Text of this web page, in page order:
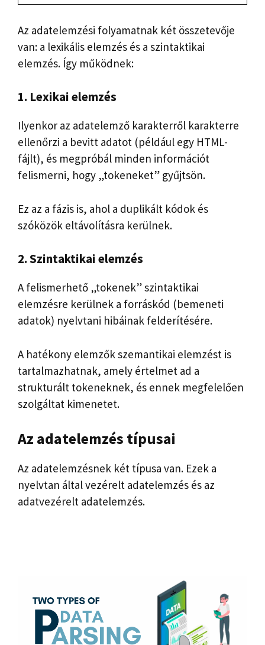
Az adatelemzési folyamatnak két összetevője
van: a lexikális elemzés és a szintaktikai
elemzés. Így működnek:
1. Lexikai elemzés
Ilyenkor az adatelemző karakterről karakterre
ellenőrzi a bevitt adatot (például egy HTML-
fájlt), és megpróbál minden információt
felismerni, hogy „tokeneket” gyűjtsön.
Ez az a fázis is, ahol a duplikált kódok és
szóközök eltávolításra kerülnek.
2. Szintaktikai elemzés
A felismerhető „tokenek” szintaktikai
elemzésre kerülnek a forráskód (bemeneti
adatok) nyelvtani hibáinak felderítésére.
A hatékony elemzők szemantikai elemzést is
tartalmazhatnak, amely értelmet ad a
strukturált tokeneknek, és ennek megfelelően
szolgáltat kimenetet.
Az adatelemzés típusai
Az adatelemzésnek két típusa van. Ezek a
nyelvtan által vezérelt adatelemzés és az
adatvezérelt adatelemzés.